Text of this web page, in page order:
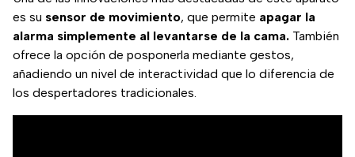
es su sensor de movimiento, que permite apagar la
alarma simplemente al levantarse de la cama. También
ofrece la opción de posponerla mediante gestos,
añadiendo un nivel de interactividad que lo diferencia de
los despertadores tradicionales.